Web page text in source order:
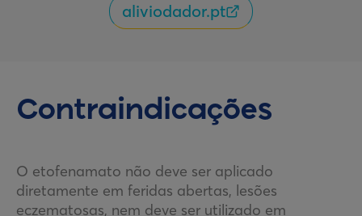
aliviodador.pt
Contraindicações
O etofenamato não deve ser aplicado
diretamente em feridas abertas, lesões
eczematosas, nem deve ser utilizado em